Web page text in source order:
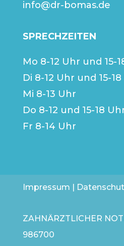
info@dr-bomas.de
SPRECHZEITEN
Mo 8-12 Uhr und 15-
Di 8-12 Uhr und 15-
Mi 8-13 Uhr
Do 8-12 und 15-18
Fr 8-14 Uhr
Impressum |
ZAHNÄRZTLICHER
986700